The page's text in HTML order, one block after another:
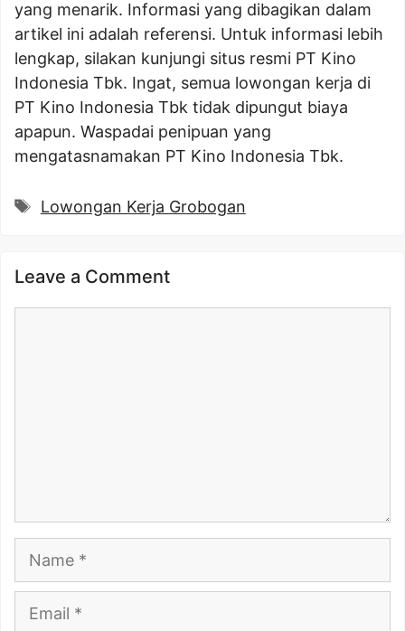
yang menarik. Informasi yang dibagikan dalam
artikel ini adalah referensi. Untuk informasi lebih
lengkap, silakan kunjungi situs resmi PT Kino
Indonesia Tbk. Ingat, semua lowongan kerja di
PT Kino Indonesia Tbk tidak dipungut biaya
apapun. Waspadai penipuan yang
mengatasnamakan PT Kino Indonesia Tbk.
Tags
Lowongan Kerja Grobogan
Leave a Comment